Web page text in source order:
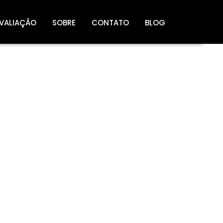
SOBRE CONTATO BLOG